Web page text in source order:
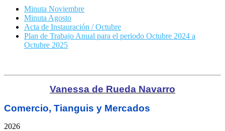
Minuta Noviembre
Minuta Agosto
Acta de Instauración / Octubre
Plan de Trabajo Anual para el periodo Octubre 2024 a
Octubre 2025
Vanessa de Rueda Navarro
Comercio, Tianguis y Mercados
2026